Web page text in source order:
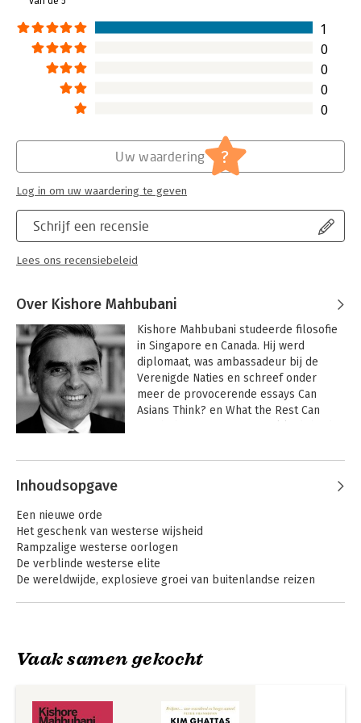
1
0
0
0
0
Schrijf een recensie
Lees ons recensiebeleid
Uw waardering ?
Log in om uw waardering te geven
Over Kishore Mahbubani
Kishore Mahbubani studeerde filosofie
in Singapore en Canada. Hij werd
diplomaat, was ambassadeur bij de
Verenigde Naties en schreef onder
meer de provocerende essays Can
Asians Think? en What the Rest Can
Singapore.
Andere boeken door Kishore
Mahbubani
Inhoudsopgave
Een nieuwe orde
Het geschenk van westerse wijsheid
Rampzalige westerse oorlogen
De verblinde westerse elite
De wereldwijde, explosieve groei van buitenlandse reizen
Een nieuwe strategie: minimalistisch, multilateraal en
staan niet voor dezelfde uitdaging
Vaak samen gekocht